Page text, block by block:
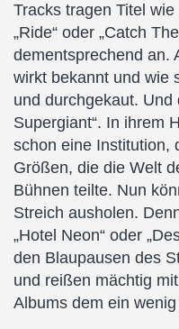
Tracks tragen Titel wie
„Ride“ oder „Catch
dementsprechend an.
wirkt bekannt und wie
und durchgekaut. Und
Supergiant“. In ihrem
schon eine Institution,
Größen, die die Welt
Bühnen teilte. Nun
Streich ausholen.
„Hotel Neon“ oder
den Blaupausen des
und reißen mächtig
Albums dem ein